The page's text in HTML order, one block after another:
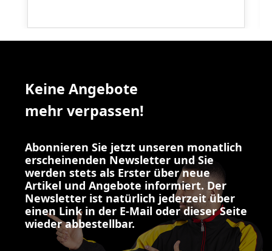
Keine Angebote
mehr verpassen!
Abonnieren Sie jetzt unseren monatlich
erscheinenden Newsletter und Sie
werden stets als Erster über neue
Artikel und Angebote informiert. Der
Newsletter ist natürlich jederzeit über
einen Link in der E-Mail oder dieser Seite
wieder abbestellbar.